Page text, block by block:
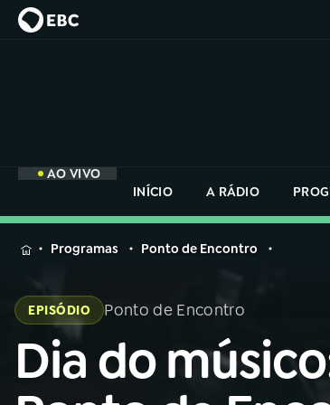
AO VIVO
INÍCIO
A RÁDIO
MENU
Buscar
na
Rádio
AO VIVO
na
Rádio
Nacional
Programas Ponto de Encontro
EPISÓDIO Ponto de Encontro
Dia do